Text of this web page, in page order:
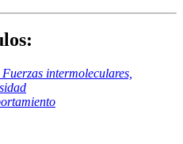
Fuerzas intermoleculares,